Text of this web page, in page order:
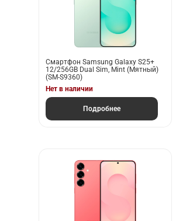
Смартфон Samsung Galaxy S25+
12/256GB Dual Sim, Mint (Мятный)
(SM-S9360)
Нет в наличии
Подробнее